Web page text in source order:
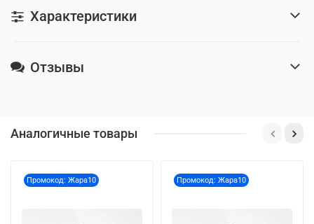
Характеристики
Отзывы
Аналогичные товары
Промокод: Жара10 Промокод: Жара10